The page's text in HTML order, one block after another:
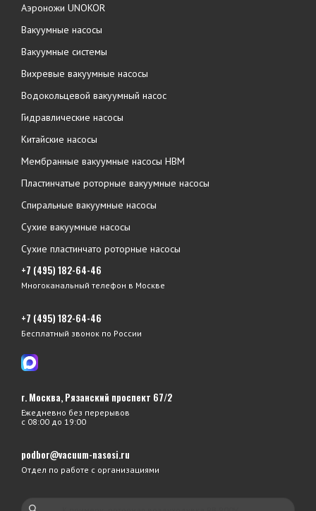
Аэроножи UNOKOR
Вакуумные насосы
Вакуумные системы
Вихревые вакуумные насосы
Водокольцевой вакуумный насос
Гидравлические насосы
Китайские насосы
Мембранные вакуумные насосы НВМ
Пластинчатые роторные вакуумные насосы
Спиральные вакуумные насосы
Сухие вакуумные насосы
Сухие пластинчато роторные насосы
+7 (495) 182-64-46
Многоканальный телефон в Москве
+7 (495) 182-64-46
Бесплатный звонок по России
г. Москва, Рязанский проспект 67/2
Ежедневно без перерывов
с 08:00 до 19:00
podbor@vacuum-nasosi.ru
Отдел по работе с организациями